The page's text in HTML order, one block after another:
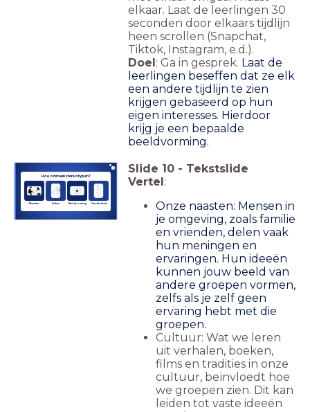
elkaar. Laat de leerlingen 30
seconden door elkaars tijdlijn
heen scrollen (Snapchat,
Tiktok, Instagram, e.d.).
Doel: Ga in gesprek. Laat de
leerlingen beseffen dat ze elk
een andere tijdlijn te zien
krijgen gebaseerd op hun
eigen interesses. Hierdoor
krijg je een bepaalde
beeldvorming.
Hoe onstaan stereotypen?
Geschiedenis
Naasten Cultuur Beeldvorming
Slide 10 - Tekstslide
Vertel:
Onze naasten: Mensen in
je omgeving, zoals familie
en vrienden, delen vaak
hun meningen en
ervaringen. Hun ideeën
kunnen jouw beeld van
andere groepen vormen,
zelfs als je zelf geen
ervaring hebt met die
groepen.
Cultuur: Wat we leren
uit verhalen, boeken,
films en tradities in onze
cultuur, beïnvloedt hoe
we groepen zien. Dit kan
leiden tot vaste ideeën